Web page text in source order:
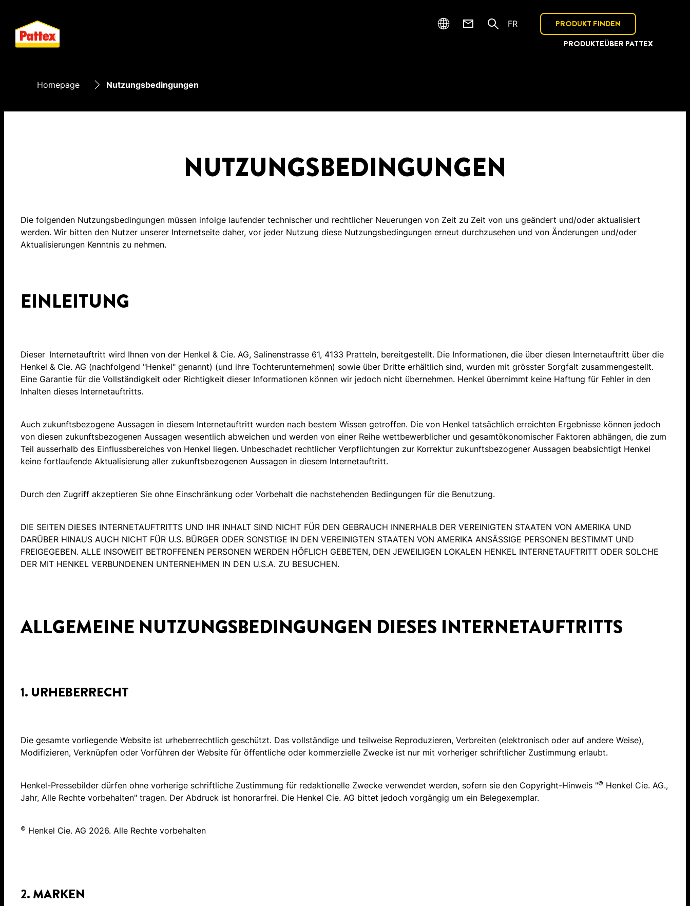
PRODUKTEÜBER PATTEX
PRODUKT FINDEN
FR
Homepage Nutzungsbedingungen
NUTZUNGSBEDINGUNGEN
Die folgenden Nutzungsbedingungen müssen infolge laufender technischer und rechtlicher Neuerungen von Zeit zu Zeit von uns geändert und/oder aktualisiert
werden. Wir bitten den Nutzer unserer Internetseite daher, vor jeder Nutzung diese Nutzungsbedingungen erneut durchzusehen und von Änderungen und/oder
Aktualisierungen Kenntnis zu nehmen.
EINLEITUNG
Dieser Internetauftritt wird Ihnen von der Henkel & Cie. AG, Salinenstrasse 61, 4133 Pratteln, bereitgestellt. Die Informationen, die über diesen Internetauftritt über die
Henkel & Cie. AG (nachfolgend "Henkel" genannt) (und ihre Tochterunternehmen) sowie über Dritte erhältlich sind, wurden mit grösster Sorgfalt zusammengestellt.
Eine Garantie für die Vollständigkeit oder Richtigkeit dieser Informationen können wir jedoch nicht übernehmen. Henkel übernimmt keine Haftung für Fehler in den
Inhalten dieses Internetauftritts.
Auch zukunftsbezogene Aussagen in diesem Internetauftritt wurden nach bestem Wissen getroffen. Die von Henkel tatsächlich erreichten Ergebnisse können jedoch
von diesen zukunftsbezogenen Aussagen wesentlich abweichen und werden von einer Reihe wettbewerblicher und gesamtökonomischer Faktoren abhängen, die zum
Teil ausserhalb des Einflussbereiches von Henkel liegen. Unbeschadet rechtlicher Verpflichtungen zur Korrektur zukunftsbezogener Aussagen beabsichtigt Henkel
keine fortlaufende Aktualisierung aller zukunftsbezogenen Aussagen in diesem Internetauftritt.
Durch den Zugriff akzeptieren Sie ohne Einschränkung oder Vorbehalt die nachstehenden Bedingungen für die Benutzung.
DIE SEITEN DIESES INTERNETAUFTRITTS UND IHR INHALT SIND NICHT FÜR DEN GEBRAUCH INNERHALB DER VEREINIGTEN STAATEN VON AMERIKA UND
DARÜBER HINAUS AUCH NICHT FÜR U.S. BÜRGER ODER SONSTIGE IN DEN VEREINIGTEN STAATEN VON AMERIKA ANSÄSSIGE PERSONEN BESTIMMT UND
FREIGEGEBEN. ALLE INSOWEIT BETROFFENEN PERSONEN WERDEN HÖFLICH GEBETEN, DEN JEWEILIGEN LOKALEN HENKEL INTERNETAUFTRITT ODER SOLCHE
DER MIT HENKEL VERBUNDENEN UNTERNEHMEN IN DEN U.S.A. ZU BESUCHEN.
ALLGEMEINE NUTZUNGSBEDINGUNGEN DIESES INTERNETAUFTRITTS
1. URHEBERRECHT
Die gesamte vorliegende Website ist urheberrechtlich geschützt. Das vollständige und teilweise Reproduzieren, Verbreiten (elektronisch oder auf andere Weise),
Modifizieren, Verknüpfen oder Vorführen der Website für öffentliche oder kommerzielle Zwecke ist nur mit vorheriger schriftlicher Zustimmung erlaubt.
Henkel-Pressebilder dürfen ohne vorherige schriftliche Zustimmung für redaktionelle Zwecke verwendet werden, sofern sie den Copyright-Hinweis "© Henkel Cie. AG.,
Jahr, Alle Rechte vorbehalten" tragen. Der Abdruck ist honorarfrei. Die Henkel Cie. AG bittet jedoch vorgängig um ein Belegexemplar.
© Henkel Cie. AG 2026. Alle Rechte vorbehalten
2. MARKEN